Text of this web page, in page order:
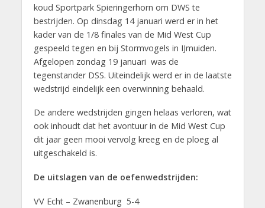
koud Sportpark Spieringerhorn om DWS te
bestrijden. Op dinsdag 14 januari werd er in het
kader van de 1/8 finales van de Mid West Cup
gespeeld tegen en bij Stormvogels in IJmuiden.
Afgelopen zondag 19 januari was de
tegenstander DSS. Uiteindelijk werd er in de laatste
wedstrijd eindelijk een overwinning behaald.
De andere wedstrijden gingen helaas verloren, wat
ook inhoudt dat het avontuur in de Mid West Cup
dit jaar geen mooi vervolg kreeg en de ploeg al
uitgeschakeld is.
De uitslagen van de oefenwedstrijden:
VV Echt – Zwanenburg 5-4